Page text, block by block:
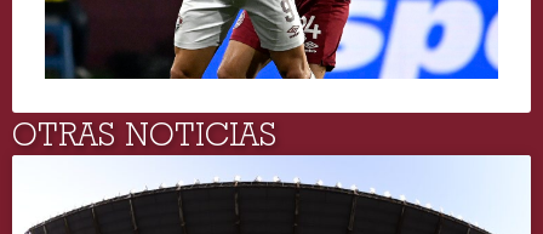
OTRAS NOTICIAS